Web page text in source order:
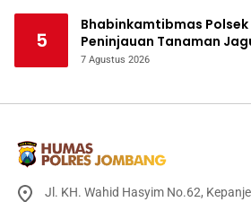
5
Bhabinkamtibmas Polsek
Peninjauan Tanaman
Mendukung Ketahanan
7 Agustus 2026
Jl. KH. Wahid Hasyim No.62,